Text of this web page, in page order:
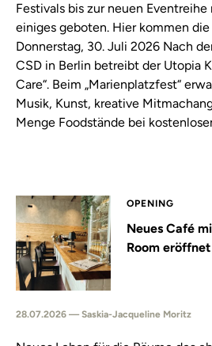
Festivals bis zur neuen
einiges geboten. Hier kommen
Donnerstag, 30. Juli 2026 Nach
CSD in Berlin betreibt der Utopia
Care“. Beim „Marienplatzfest“
Musik, Kunst, kreative
Menge Foodstände bei
OPENING
Neues Café
Room
28.07.2026 — Saskia-Jacqueline Moritz